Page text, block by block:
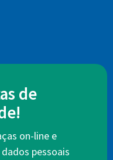
de
on-line e
pessoais